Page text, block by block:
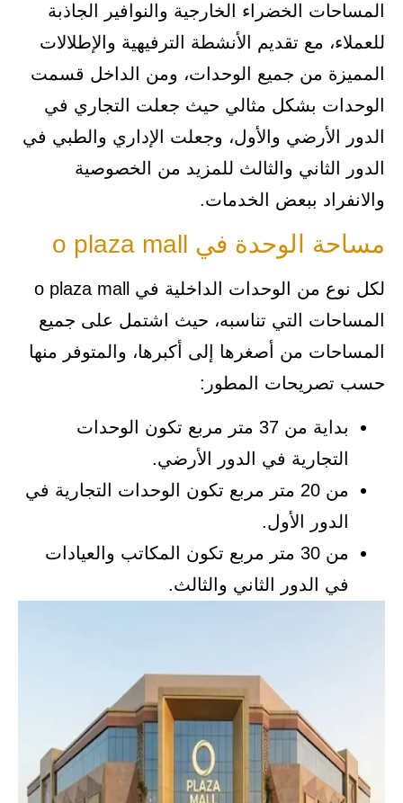
المساحات الخضراء الخارجية والنوافير الجاذبة
للعملاء، مع تقديم الأنشطة الترفيهية والإطلالات
المميزة من جميع الوحدات، ومن الداخل قسمت
الوحدات بشكل مثالي حيث جعلت التجاري في
الدور الأرضي والأول، وجعلت الإداري والطبي في
الدور الثاني والثالث للمزيد من الخصوصية
والانفراد ببعض الخدمات.
مساحة الوحدة في o plaza mall
لكل نوع من الوحدات الداخلية في o plaza mall
المساحات التي تناسبه، حيث اشتمل على جميع
المساحات من أصغرها إلى أكبرها، والمتوفر منها
حسب تصريحات المطور:
بداية من 37 متر مربع تكون الوحدات
التجارية في الدور الأرضي.
من 20 متر مربع تكون الوحدات التجارية في
الدور الأول.
من 30 متر مربع تكون المكاتب والعيادات
في الدور الثاني والثالث.